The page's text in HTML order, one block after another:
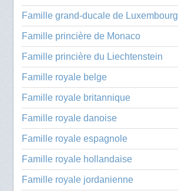
Famille grand-ducale de Luxembourg
Famille princière de Monaco
Famille princière du Liechtenstein
Famille royale belge
Famille royale britannique
Famille royale danoise
Famille royale espagnole
Famille royale hollandaise
Famille royale jordanienne